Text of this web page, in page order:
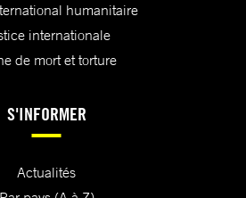
humanitaire
internationale
de mort et torture
S'INFORMER
Actualités